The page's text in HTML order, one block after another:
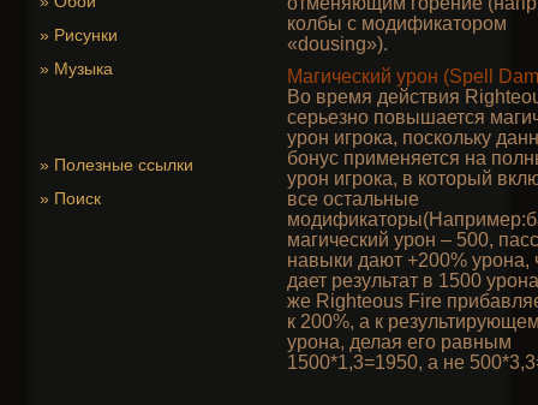
» Рисунки
» Музыка
» Полезные ссылки
» Поиск
колбы с модификатором
«dousing»).
Магический урон (Spell
Во время действия
серьезно повышается
урон игрока, поскольку
бонус применяется на
урон игрока, в который
все остальные
магический урон – 500,
навыки дают +200% урона,
дает результат в 1500
же Righteous Fire
к 200%, а к
урона, делая его равным
1500*1,3=1950, а не